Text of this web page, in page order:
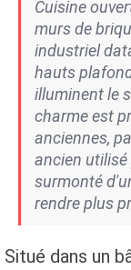
Cuisine
murs de
industriel
hauts
illuminent le
charme est
anciennes,
ancien
surmonté
rendre plus
Situé dans un